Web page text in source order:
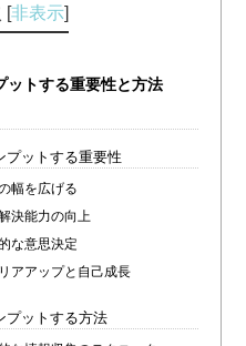
[非表示]
ットする重要性と方法
プットする重要性
幅を広げる
決能力の向上
な意思決定
アアップと自己成長
プットする方法